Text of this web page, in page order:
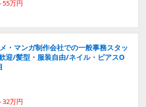
55万円
・マンガ制作会社での一般事務スタッ
迎/髪型・服装自由/ネイル・ピアスO
32万円